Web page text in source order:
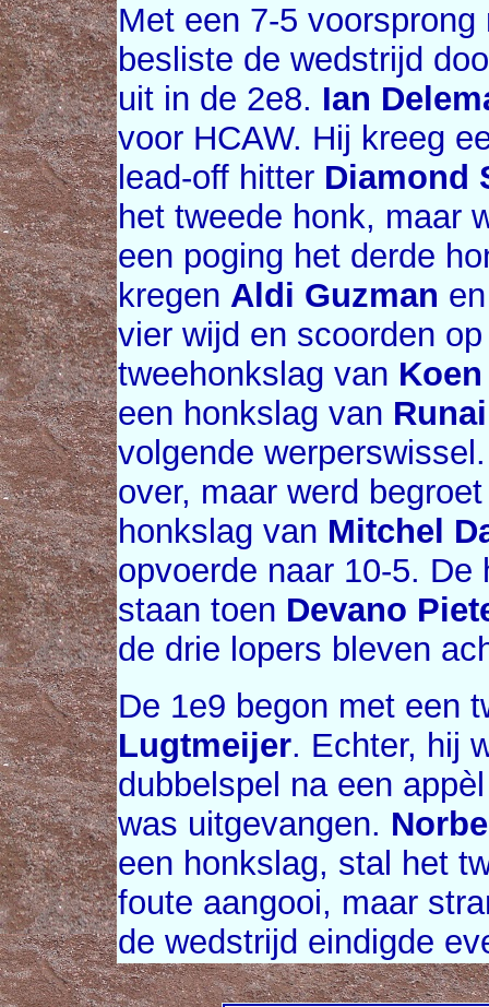
Met een 7-5
besliste de wedstrijd
uit in de 2e8. Ian
voor HCAW. Hij kreeg
lead-off hitter Diamond
het tweede honk, maar
een poging het derde
kregen Aldi Guzman
vier wijd en scoorden
tweehonkslag van
een honkslag van
volgende
over, maar werd
honkslag van Mitchel
opvoerde naar 10-5.
staan toen Devano
de drie lopers bleven
De 1e9 begon met een
Lugtmeijer. Echter, hij
dubbelspel na een
was uitgevangen.
een honkslag, stal het
foute aangooi, maar
de wedstrijd eindigde